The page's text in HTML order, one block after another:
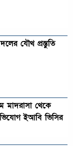
যৌথ প্রস্তুতি
মাদরাসা থেকে
ইআবি ভিসির